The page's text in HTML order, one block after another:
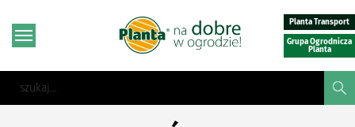
Planta Transport
Grupa Ogrodnicza
Planta